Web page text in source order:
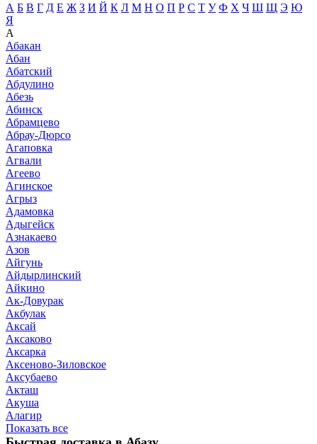
А Б В Г Д Е Ж З И Й К Л М Н О П Р С Т У Ф Х Ч Ш Щ Э Ю
Я
А
Абакан
Абан
Абатский
Абдулино
Абезь
Абинск
Абрамцево
Абрау-Дюрсо
Агаповка
Агвали
Агеево
Агинское
Агрыз
Адамовка
Адыгейск
Азнакаево
Азов
Айгунь
Айдырлинский
Айкино
Ак-Довурак
Акбулак
Аксай
Аксаково
Аксарка
Аксеново-Зиловское
Аксубаево
Акташ
Акуша
Алагир
Показать все